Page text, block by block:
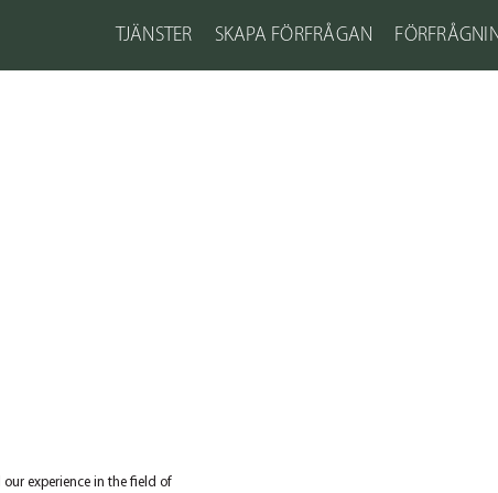
TJÄNSTER SKAPA FÖRFRÅGAN
experience in the field of